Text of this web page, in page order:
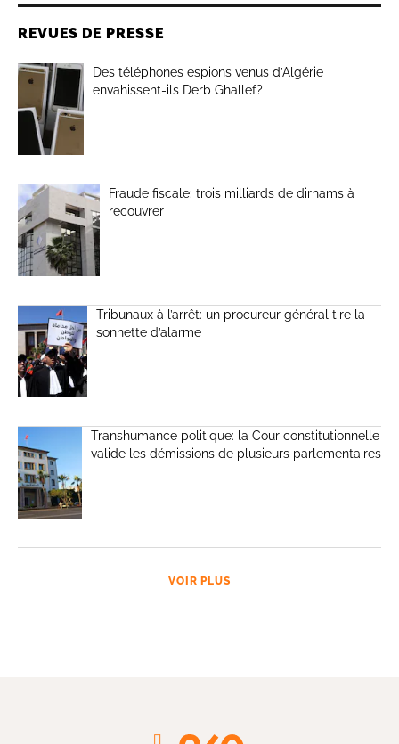
REVUES DE PRESSE
Des téléphones espions venus d’Algérie
envahissent-ils Derb Ghallef?
Fraude fiscale: trois milliards de dirhams à
recouvrer
Tribunaux à l’arrêt: un procureur général tire la
sonnette d’alarme
Transhumance politique: la Cour constitutionnelle
valide les démissions de plusieurs parlementaires
VOIR PLUS